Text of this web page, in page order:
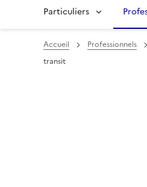
Particuliers
Accueil Professionnels
transit